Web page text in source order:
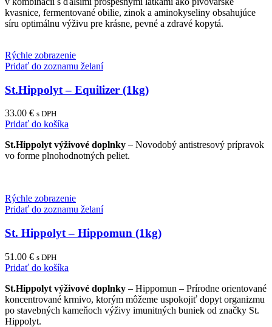
kvasnice, fermentované obilie, zinok a aminokyseliny obsahujúce
síru optimálnu výživu pre krásne, pevné a zdravé kopytá.
Rýchle zobrazenie
Pridať do zoznamu želaní
St.Hippolyt – Equilizer (1kg)
33.00 € s DPH
Pridať do košíka
St.Hippolyt výživové doplnky – Novodobý antistresový prípravok
vo forme plnohodnotných peliet.
Rýchle zobrazenie
Pridať do zoznamu želaní
St. Hippolyt – Hippomun (1kg)
51.00 € s DPH
Pridať do košíka
St.Hippolyt výživové doplnky – Hippomun – Prírodne orientované
koncentrované krmivo, ktorým môžeme uspokojiť dopyt organizmu
po stavebných kameňoch výživy imunitných buniek od značky St.
Hippolyt.